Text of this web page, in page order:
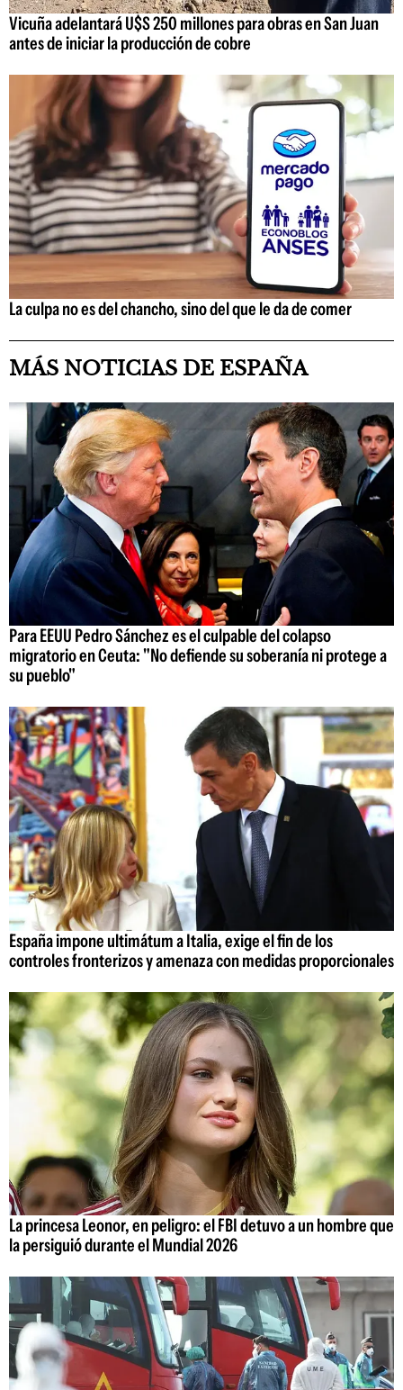
Vicuña adelantará U$S 250 millones para obras en San Juan
antes de iniciar la producción de cobre
La culpa no es del chancho, sino del que le da de comer
MÁS NOTICIAS DE ESPAÑA
Para EEUU Pedro Sánchez es el culpable del colapso
migratorio en Ceuta: "No defiende su soberanía ni protege a
su pueblo"
España impone ultimátum a Italia, exige el fin de los
controles fronterizos y amenaza con medidas proporcionales
La princesa Leonor, en peligro: el FBI detuvo a un hombre que
la persiguió durante el Mundial 2026